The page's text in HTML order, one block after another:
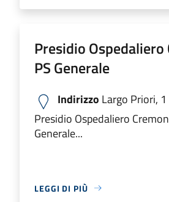
Presidio Ospedaliero
PS Generale
Indirizzo Largo Priori, 1
Presidio Ospedaliero
Generale...
LEGGI DI PIÙ